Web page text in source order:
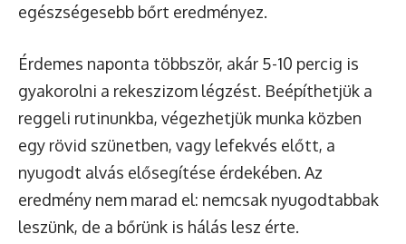
egészségesebb bőrt eredményez.
Érdemes naponta többször, akár 5-10 percig is
gyakorolni a rekeszizom légzést. Beépíthetjük a
reggeli rutinunkba, végezhetjük munka közben
egy rövid szünetben, vagy lefekvés előtt, a
nyugodt alvás elősegítése érdekében. Az
eredmény nem marad el: nemcsak nyugodtabbak
leszünk, de a bőrünk is hálás lesz érte.